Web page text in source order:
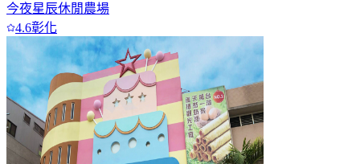
今夜星辰休閒農場
4.6彰化